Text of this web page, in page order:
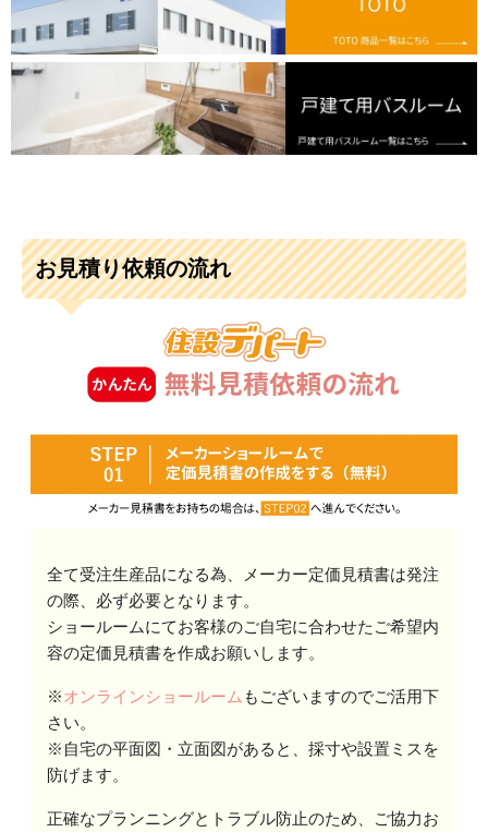
お見積り依頼の流れ
全て受注生産品になる為、メーカー定価見積書は発注
の際、必ず必要となります。
ショールームにてお客様のご自宅に合わせたご希望内
容の定価見積書を作成お願いします。
※オンラインショールーム もございますのでご活用下
さい。
※自宅の平面図・立面図があると、採寸や設置ミスを
防げます。
正確なプランニングとトラブル防止のため、ご協力お